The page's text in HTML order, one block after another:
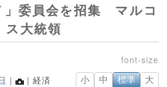
」委員会を招集 マルコ
ス大統領
｜ ｜経済 小 中 標準 大